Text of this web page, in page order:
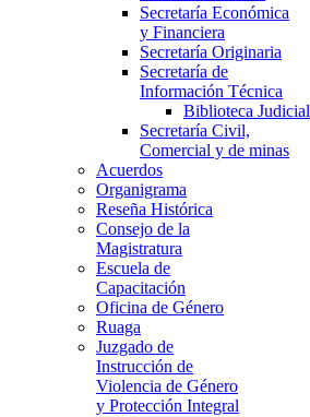
Secretaría Económica
y Financiera
Secretaría Originaria
Secretaría de
Información Técnica
Biblioteca Judicial
Secretaría Civil,
Comercial y de minas
Acuerdos
Organigrama
Reseña Histórica
Consejo de la
Magistratura
Escuela de
Capacitación
Oficina de Género
Ruaga
Juzgado de
Instrucción de
Violencia de Género
y Protección Integral